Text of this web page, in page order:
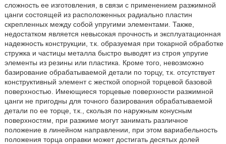
сложность ее изготовления, в связи с применением разжимной
цанги состоящей из расположенных радиально пластин
скрепленных между собой упругими элементами. Также,
недостатком является невысокая прочность и эксплуатационная
надежность конструкции, т.к. образуемая при токарной обработке
стружка и частицы металла быстро выводят из строя упругие
элементы из резины или пластика. Кроме того, невозможно
базирование обрабатываемой детали по торцу, т.к. отсутствует
конструктивный элемент с жесткой опорной торцевой базовой
поверхностью. Имеющиеся торцевые поверхности разжимной
цанги не пригодны для точного базирования обрабатываемой
детали по ее торце, т.к., скользя по наружным конусным
поверхностям, при разжиме могут занимать различное
положение в линейном направлении, при этом вариабельность
положения торца оправки может достигать десятых долей